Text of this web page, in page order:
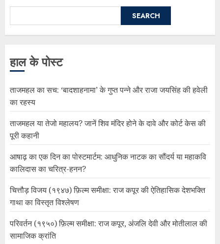
SEARCH
हाल के पोस्ट
ताजमहल का सच: ‘बादशाहनामा’ के गुप्त पन्ने और राजा जयसिंह की हवेली
का रहस्य
ताजमहल या तेजो महालय? जानें शिव मंदिर होने के दावे और कोर्ट केस की
पूरी कहानी
आषाढ़ का एक दिन का पोस्टमार्टम: आधुनिक नाटक का सौंदर्य या महाकवि
कालिदास का चरित्र-हनन?
चित्तौड़ विजय (१९४७) फ़िल्म समीक्षा: राज कपूर की ऐतिहासिक देशभक्ति
गाथा का विस्तृत विश्लेषण
परिवर्तन (१९५०) फ़िल्म समीक्षा: राज कपूर, अंजलि देवी और मोतीलाल की
सामाजिक क्रांति